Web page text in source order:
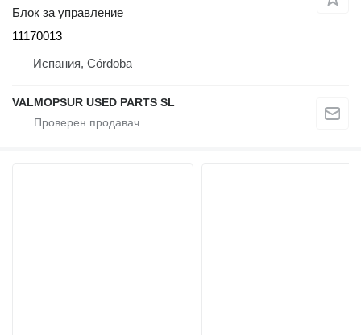
Блок за управление
11170013
Испания, Córdoba
VALMOPSUR USED PARTS SL